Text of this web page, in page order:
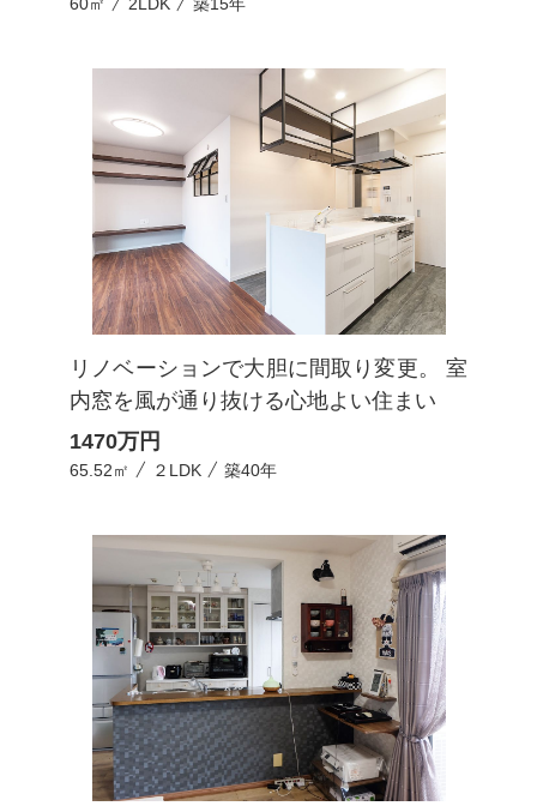
リノベーションで大胆に間取り変更。 室
内窓を風が通り抜ける心地よい住まい
1470万円
65.52㎡ ２LDK 築40年